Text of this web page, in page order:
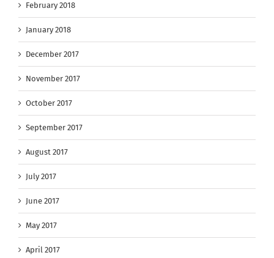
February 2018
January 2018
December 2017
November 2017
October 2017
September 2017
August 2017
July 2017
June 2017
May 2017
April 2017